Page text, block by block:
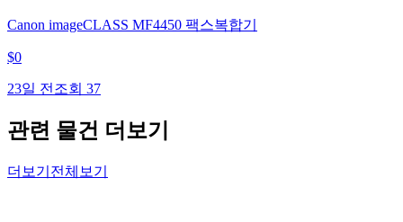
Canon imageCLASS MF4450 팩스복합기
$0
23일 전 조회 37
관련 물건 더보기
더보기 전체보기